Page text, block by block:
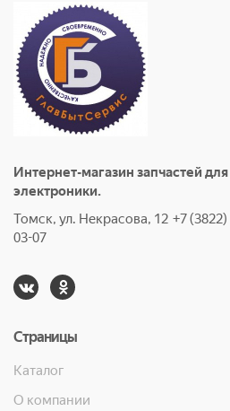
Интернет-магазин запчастей
электроники.
Томск, ул. Некрасова, 12 +7
03-07
Страницы
Каталог
О компании